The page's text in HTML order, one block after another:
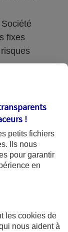
fixes
–
: - 4
de
sont
!
petits fichiers
. Ils nous
pour garantir
en
les cookies de
nous aident à